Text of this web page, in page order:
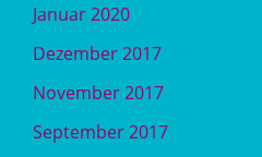
Januar 2020
Dezember 2017
November 2017
September 2017